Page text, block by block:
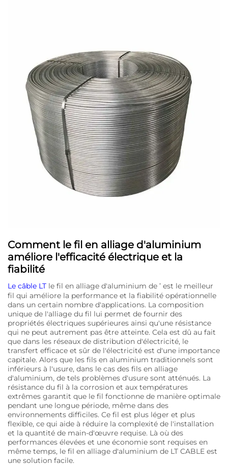
Comment le fil en alliage d'aluminium
améliore l'efficacité électrique et la
fiabilité
Le câble LT le fil en alliage d'aluminium de ’ est le meilleur
fil qui améliore la performance et la fiabilité opérationnelle
dans un certain nombre d'applications. La composition
unique de l'alliage du fil lui permet de fournir des
propriétés électriques supérieures ainsi qu'une résistance
qui ne peut autrement pas être atteinte. Cela est dû au fait
que dans les réseaux de distribution d'électricité, le
transfert efficace et sûr de l'électricité est d'une importance
capitale. Alors que les fils en aluminium traditionnels sont
inférieurs à l'usure, dans le cas des fils en alliage
d'aluminium, de tels problèmes d'usure sont atténués. La
résistance du fil à la corrosion et aux températures
extrêmes garantit que le fil fonctionne de manière optimale
pendant une longue période, même dans des
environnements difficiles. Ce fil est plus léger et plus
flexible, ce qui aide à réduire la complexité de l'installation
et la quantité de main-d'œuvre requise. Là où des
performances élevées et une économie sont requises en
même temps, le fil en alliage d'aluminium de LT CABLE est
une solution facile.